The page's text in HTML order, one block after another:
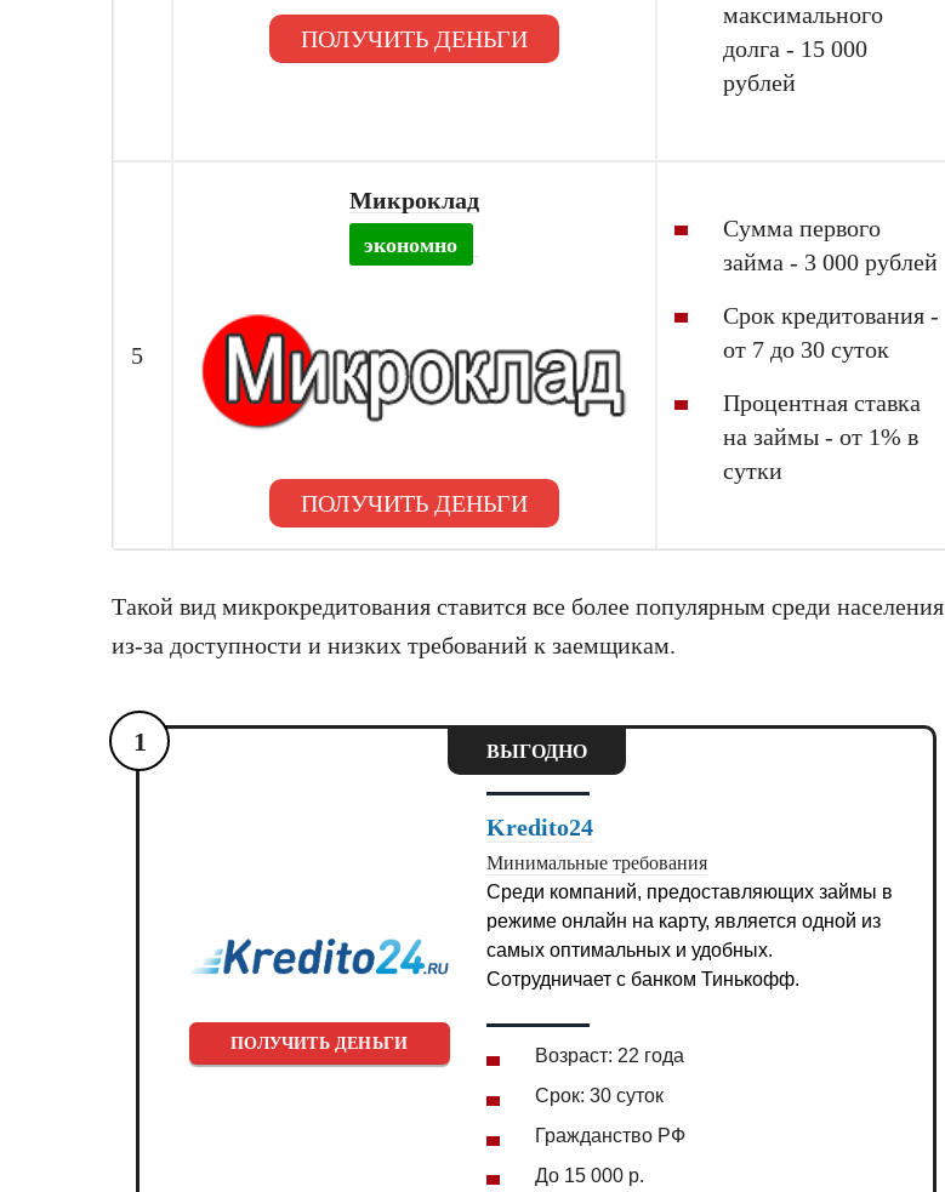
ПОЛУЧИТЬ ДЕНЬГИ
максимального
долга - 15 000
рублей
5
Микроклад
экономно
ПОЛУЧИТЬ ДЕНЬГИ
Сумма первого
займа - 3 000 рублей
Срок кредитования -
от 7 до 30 суток
Процентная ставка
на займы - от 1% в
сутки
Такой вид микрокредитования ставится все более популярным среди населения
из-за доступности и низких требований к заемщикам.
ВЫГОДНО
1
ПОЛУЧИТЬ ДЕНЬГИ
Kredito24
Минимальные требования
Среди компаний, предоставляющих займы в
режиме онлайн на карту, является одной из
самых оптимальных и удобных.
Сотрудничает с банком Тинькофф.
Возраст: 22 года
Срок: 30 суток
Гражданство РФ
До 15 000 р.